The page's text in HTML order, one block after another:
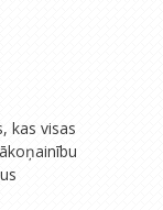
kas visas